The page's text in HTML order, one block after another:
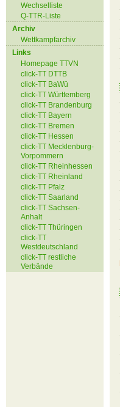
Wechselliste
Q-TTR-Liste
Archiv
Wettkampfarchiv
Links
Homepage TTVN
click-TT DTTB
click-TT BaWü
click-TT Württemberg
click-TT Brandenburg
click-TT Bayern
click-TT Bremen
click-TT Hessen
click-TT Mecklenburg-
Vorpommern
click-TT Rheinhessen
click-TT Rheinland
click-TT Pfalz
click-TT Saarland
click-TT Sachsen-
Anhalt
click-TT Thüringen
click-TT
Westdeutschland
click-TT restliche
Verbände